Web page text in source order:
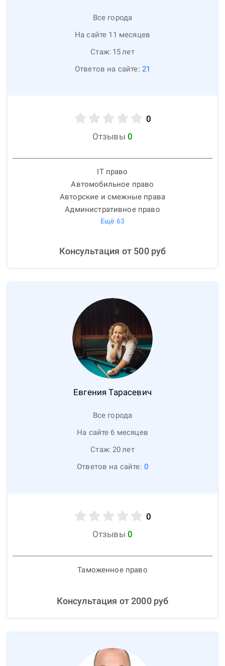
Все города
На сайте 11 месяцев
Стаж: 15лет
Ответов на сайте: 21
0
Отзывы 0
IT право
Автомобильное право
Авторские и смежные права
Административное право
Ещё 63
Консультация от 500руб
Евгения Тарасевич
Все города
На сайте 6 месяцев
Стаж: 20лет
Ответов на сайте: 0
0
Отзывы 0
Таможенное право
Консультация от2000руб